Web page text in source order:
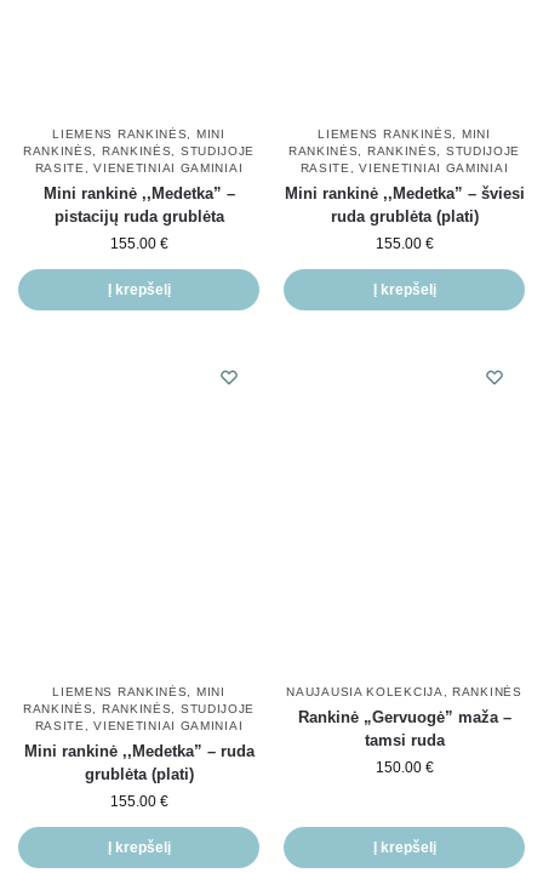
LIEMENS RANKINĖS
MINI
RANKINĖS
RANKINĖS
STUDIJOJE
RASITE
,VIENETINIAI GAMINIAI
Mini rankinė ,,Medetka” –
pistacijų ruda grublėta
155.00 €
Į krepšelį
LIEMENS RANKINĖS
MINI
RANKINĖS
RANKINĖS
STUDIJOJE
RASITE
,VIENETINIAI GAMINIAI
Mini rankinė ,,Medetka” – šviesi
ruda grublėta (plati)
155.00 €
Į krepšelį
LIEMENS RANKINĖS
MINI
RANKINĖS
RANKINĖS
STUDIJOJE
RASITE
,VIENETINIAI GAMINIAI
Mini rankinė ,,Medetka” – ruda
grublėta (plati)
155.00 €
Į krepšelį
NAUJAUSIA KOLEKCIJA ,RANKINĖS
Rankinė „Gervuogė” maža –
tamsi ruda
150.00 €
Į krepšelį